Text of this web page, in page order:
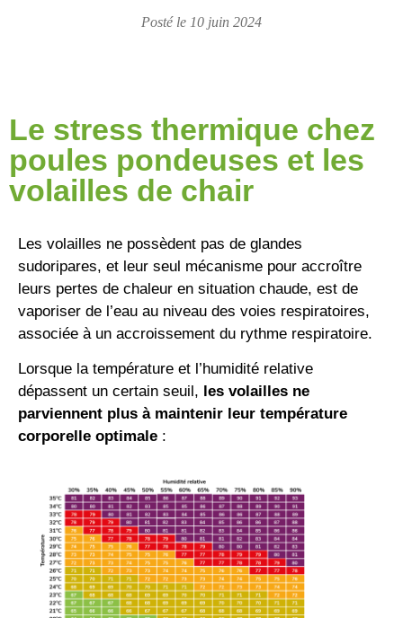
Posté le 10 juin 2024
Le stress thermique chez
poules pondeuses et les
volailles de chair
Les volailles ne possèdent pas de glandes
sudoripares, et leur seul mécanisme pour accroître
leurs pertes de chaleur en situation chaude, est de
vaporiser de l’eau au niveau des voies respiratoires,
associée à un accroissement du rythme respiratoire.
Lorsque la température et l’humidité relative
dépassent un certain seuil, les volailles ne
parviennent plus à maintenir leur température
corporelle optimale :